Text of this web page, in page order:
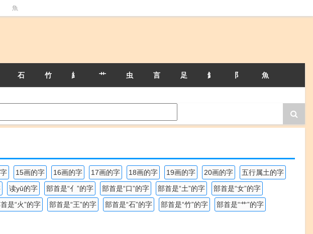
魚
石 竹 糹 艹 虫 言 足 釒 阝 魚
15画的字 16画的字 17画的字 18画的字 19画的字 20画的字
五行属土的字
读yǔ的字 部首是“亻”的字 部首是“口”的字 部首是“土”的字
部首是“女”的字
是“火”的字 部首是“王”的字 部首是“石”的字 部首是“竹”的字
部首是“艹”的字